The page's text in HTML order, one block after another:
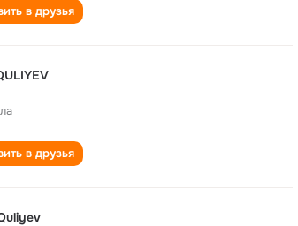
в друзья
в друзья